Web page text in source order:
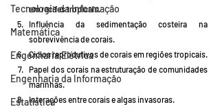
Tecnologia da Informação
Matemática
Engenharia Elétrica
Engenharia da Informação
Estatística
em recifes tropicais.
Influência da sedimentação costeira na
sobrevivência de corais.
Ciclos reprodutivos de corais em regiões tropicais.
Papel dos corais na estruturação de comunidades
marinhas.
Interações entre corais e algas invasoras.